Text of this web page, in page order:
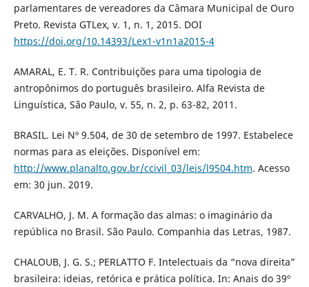
parlamentares de vereadores da Câmara Municipal de Ouro
Preto. Revista GTLex, v. 1, n. 1, 2015. DOI
https://doi.org/10.14393/Lex1-v1n1a2015-4
AMARAL, E. T. R. Contribuições para uma tipologia de
antropônimos do português brasileiro. Alfa Revista de
Linguística, São Paulo, v. 55, n. 2, p. 63-82, 2011.
BRASIL. Lei Nº 9.504, de 30 de setembro de 1997. Estabelece
normas para as eleições. Disponível em:
http://www.planalto.gov.br/ccivil_03/leis/l9504.htm. Acesso
em: 30 jun. 2019.
CARVALHO, J. M. A formação das almas: o imaginário da
república no Brasil. São Paulo. Companhia das Letras, 1987.
CHALOUB, J. G. S.; PERLATTO F. Intelectuais da “nova direita”
brasileira: ideias, retórica e prática política. In: Anais do 39º